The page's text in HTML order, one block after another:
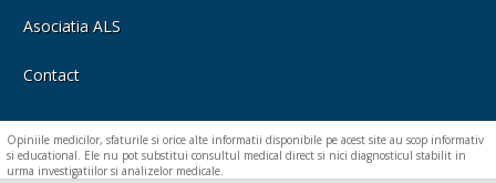
Asociatia ALS
Contact
Opiniile medicilor, sfaturile si orice alte informatii disponibile pe acest site au scop informativ
si educational. Ele nu pot substitui consultul medical direct si nici diagnosticul stabilit in
urma investigatiilor si analizelor medicale.